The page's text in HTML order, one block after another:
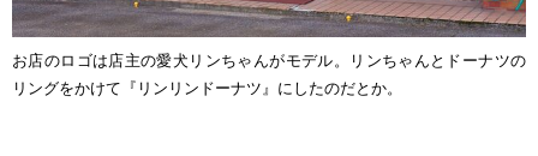
お店のロゴは店主の愛犬リンちゃんがモデル。リンちゃんとドーナツの
リングをかけて『リンリンドーナツ』にしたのだとか。